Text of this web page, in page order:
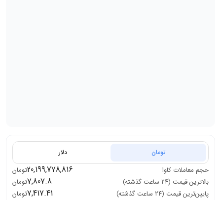
تومان دلار
حجم معاملات کاوا 20,199,778,816تومان
بالاترین قیمت (۲۴ ساعت گذشته)
7,807.8تومان
پایین‌ترین قیمت (۲۴ ساعت گذشته)
7,417.41تومان